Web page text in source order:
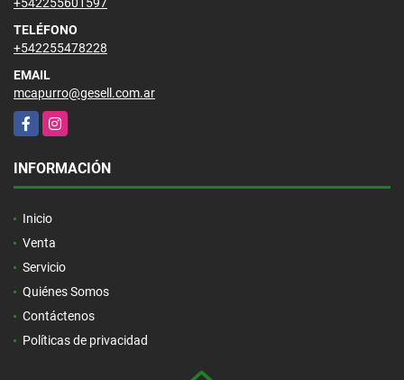
TELÉFONO
+542255478228
EMAIL
mcapurro@gesell.com.ar
FacebookInstagram
INFORMACIÓN
Inicio
Venta
Servicio
Quiénes Somos
Contáctenos
Políticas de privacidad